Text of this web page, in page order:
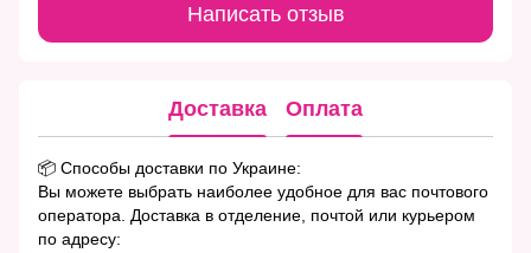
Написать отзыв
Доставка Оплата
📦 Способы доставки по Украине:
Вы можете выбрать наиболее удобное для вас почтового
оператора. Доставка в отделение, почтой или курьером
по адресу: